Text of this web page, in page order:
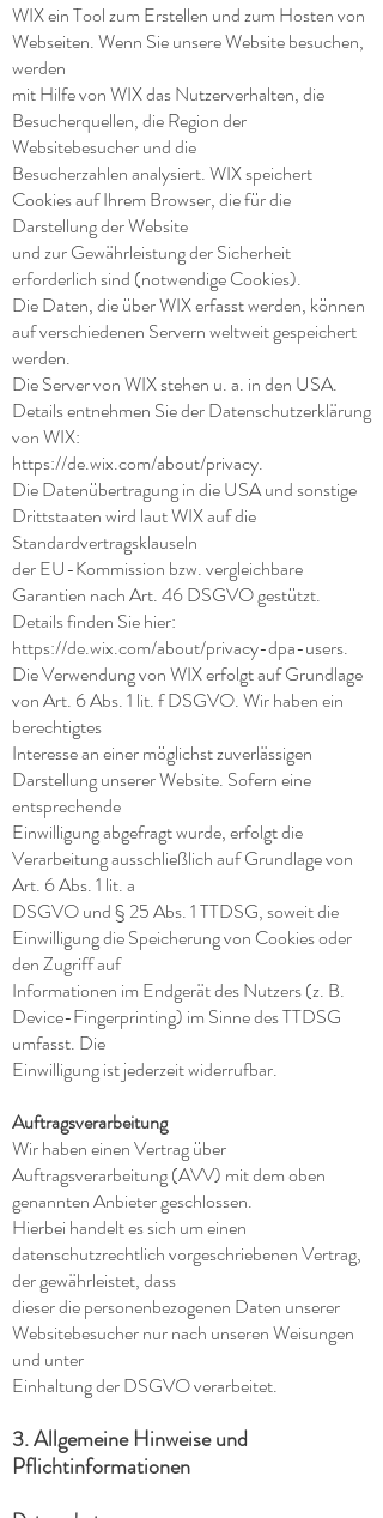
WIX ein Tool zum Erstellen und zum Hosten von
Webseiten. Wenn Sie unsere Website besuchen,
werden
mit Hilfe von WIX das Nutzerverhalten, die
Besucherquellen, die Region der
Websitebesucher und die
Besucherzahlen analysiert. WIX speichert
Cookies auf Ihrem Browser, die für die
Darstellung der Website
und zur Gewährleistung der Sicherheit
erforderlich sind (notwendige Cookies).
Die Daten, die über WIX erfasst werden, können
auf verschiedenen Servern weltweit gespeichert
werden.
Die Server von WIX stehen u. a. in den USA.
Details entnehmen Sie der Datenschutzerklärung
von WIX:
https://de.wix.com/about/privacy.
Die Datenübertragung in die USA und sonstige
Drittstaaten wird laut WIX auf die
Standardvertragsklauseln
der EU-Kommission bzw. vergleichbare
Garantien nach Art. 46 DSGVO gestützt.
Details finden Sie hier:
https://de.wix.com/about/privacy-dpa-users.
Die Verwendung von WIX erfolgt auf Grundlage
von Art. 6 Abs. 1 lit. f DSGVO. Wir haben ein
berechtigtes
Interesse an einer möglichst zuverlässigen
Darstellung unserer Website. Sofern eine
entsprechende
Einwilligung abgefragt wurde, erfolgt die
Verarbeitung ausschließlich auf Grundlage von
Art. 6 Abs. 1 lit. a
DSGVO und § 25 Abs. 1 TTDSG, soweit die
Einwilligung die Speicherung von Cookies oder
den Zugriff auf
Informationen im Endgerät des Nutzers (z. B.
Device-Fingerprinting) im Sinne des TTDSG
umfasst. Die
Einwilligung ist jederzeit widerrufbar.
Auftragsverarbeitung
Wir haben einen Vertrag über
Auftragsverarbeitung (AVV) mit dem oben
genannten Anbieter geschlossen.
Hierbei handelt es sich um einen
datenschutzrechtlich vorgeschriebenen Vertrag,
der gewährleistet, dass
dieser die personenbezogenen Daten unserer
Websitebesucher nur nach unseren Weisungen
und unter
Einhaltung der DSGVO verarbeitet.
3. Allgemeine Hinweise und
Pflichtinformationen